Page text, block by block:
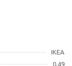
IKEA
0,49